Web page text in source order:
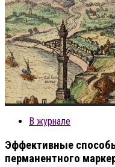
В журнале
Эффективные
перманентного